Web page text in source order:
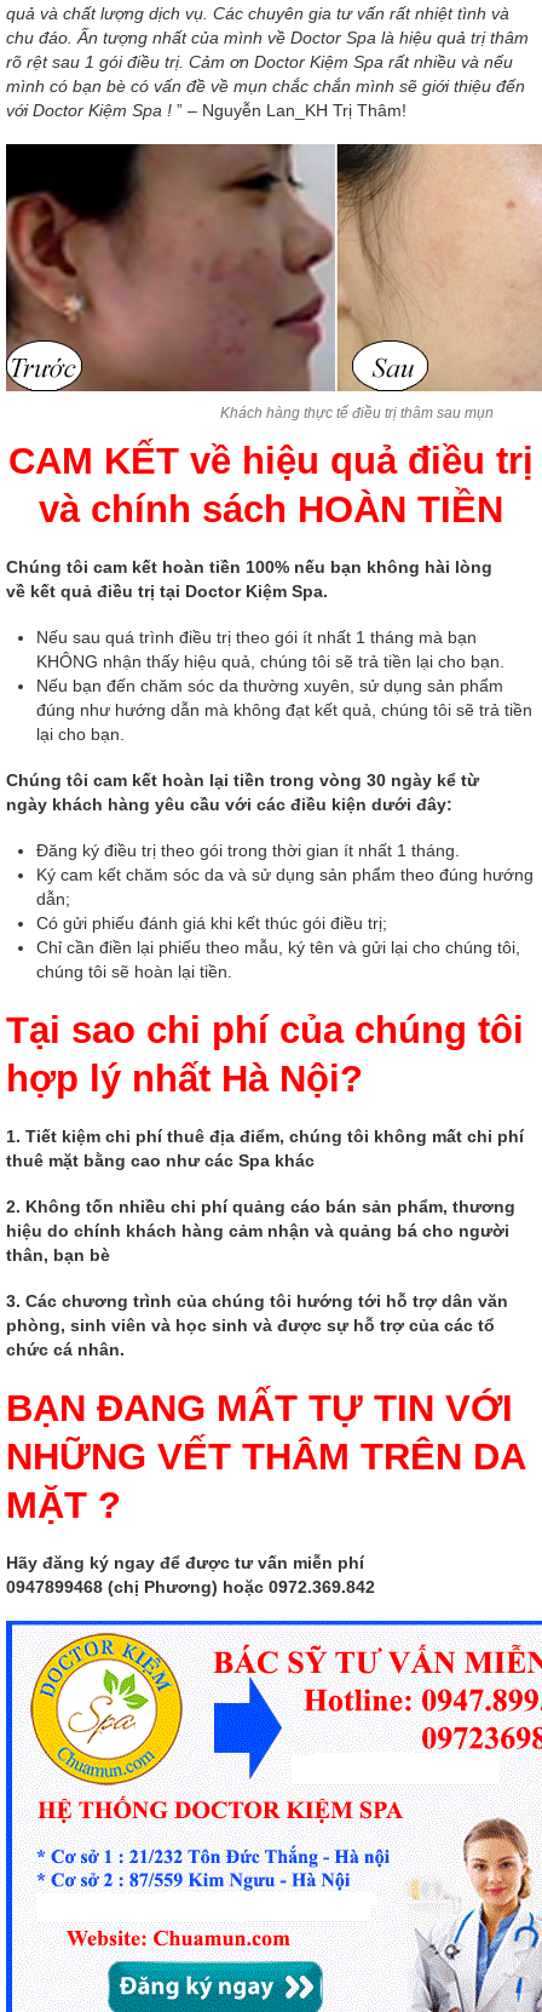
quả và chất lượng dịch vụ. Các chuyên gia tư vấn rất nhiệt tình và
chu đáo. Ấn tượng nhất của mình về Doctor Spa là hiệu quả trị thâm
rõ rệt sau 1 gói điều trị. Cảm ơn Doctor Kiệm Spa rất nhiều và nếu
mình có bạn bè có vấn đề về mụn chắc chắn mình sẽ giới thiệu đến
với Doctor Kiệm Spa ! ” – Nguyễn Lan_KH Trị Thâm!
Khách hàng thực tế điều trị thâm sau mụn
CAM KẾT về hiệu quả điều trị
và chính sách HOÀN TIỀN
Chúng tôi cam kết hoàn tiền 100% nếu bạn không hài lòng
về kết quả điều trị tại Doctor Kiệm Spa.
Nếu sau quá trình điều trị theo gói ít nhất 1 tháng mà bạn
KHÔNG nhận thấy hiệu quả, chúng tôi sẽ trả tiền lại cho bạn.
Nếu bạn đến chăm sóc da thường xuyên, sử dụng sản phẩm
đúng như hướng dẫn mà không đạt kết quả, chúng tôi sẽ trả tiền
lại cho bạn.
Chúng tôi cam kết hoàn lại tiền trong vòng 30 ngày kể từ
ngày khách hàng yêu cầu với các điều kiện dưới đây:
Đăng ký điều trị theo gói trong thời gian ít nhất 1 tháng.
Ký cam kết chăm sóc da và sử dụng sản phẩm theo đúng hướng
dẫn;
Có gửi phiếu đánh giá khi kết thúc gói điều trị;
Chỉ cần điền lại phiếu theo mẫu, ký tên và gửi lại cho chúng tôi,
chúng tôi sẽ hoàn lại tiền.
Tại sao chi phí của chúng tôi
hợp lý nhất Hà Nội?
1. Tiết kiệm chi phí thuê địa điểm, chúng tôi không mất chi phí
thuê mặt bằng cao như các Spa khác
2. Không tốn nhiều chi phí quảng cáo bán sản phẩm, thương
hiệu do chính khách hàng cảm nhận và quảng bá cho người
thân, bạn bè
3. Các chương trình của chúng tôi hướng tới hỗ trợ dân văn
phòng, sinh viên và học sinh và được sự hỗ trợ của các tổ
chức cá nhân.
BẠN ĐANG MẤT TỰ TIN VỚI
NHỮNG VẾT THÂM TRÊN DA
MẶT ?
Hãy đăng ký ngay để được tư vấn miễn phí
0947899468 (chị Phương) hoặc 0972.369.842